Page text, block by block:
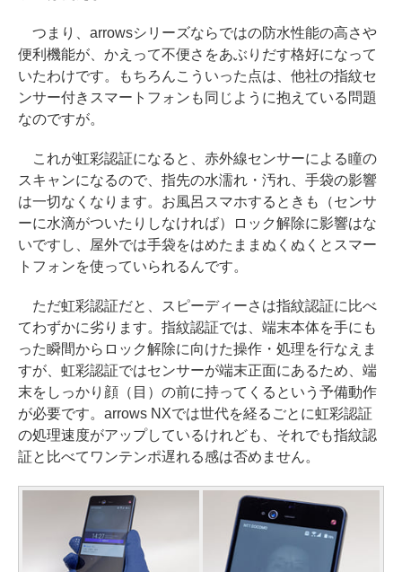
つまり、arrowsシリーズならではの防水性能の高さや
便利機能が、かえって不便さをあぶりだす格好になって
いたわけです。もちろんこういった点は、他社の指紋セ
ンサー付きスマートフォンも同じように抱えている問題
なのですが。
これが虹彩認証になると、赤外線センサーによる瞳の
スキャンになるので、指先の水濡れ・汚れ、手袋の影響
は一切なくなります。お風呂スマホするときも（センサ
ーに水滴がついたりしなければ）ロック解除に影響はな
いですし、屋外では手袋をはめたままぬくぬくとスマー
トフォンを使っていられるんです。
ただ虹彩認証だと、スピーディーさは指紋認証に比べ
てわずかに劣ります。指紋認証では、端末本体を手にも
った瞬間からロック解除に向けた操作・処理を行なえま
すが、虹彩認証ではセンサーが端末正面にあるため、端
末をしっかり顔（目）の前に持ってくるという予備動作
が必要です。arrows NXでは世代を経るごとに虹彩認証
の処理速度がアップしているけれども、それでも指紋認
証と比べてワンテンポ遅れる感は否めません。